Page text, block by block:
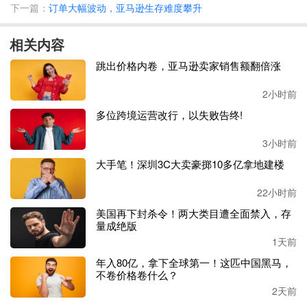
拼多多 2026年一季度财报更直观印证了这一发展趋势。这一
0%，首次超过广告收入，成为平台第一大收入来源，这部
分增量基本全部来自Temu海外业务。
国内电商增长趋于平稳，集团增长重心彻底转向全球化布
局。当季利润小幅下滑，并非是经营承压，而是平台主动选
择让利，为了落地千亿扶持计划、重仓新拼姆供应链，拼多
多主动牺牲了短期利润，换取长期的供应链壁垒和品牌出海
能力，是典型的
对比国内成熟的品牌竞争环境，当前全球跨境市场的自主品
牌仍处于蓝海阶段，这是新拼姆诞生的底层行业逻辑。
过去数十年，中国是全球制造中心，中山灯饰、福建零食等
海量产业带产能雄厚，但绝大多数工厂被困在
条：手握完善生产线却没定价权，利润被海外品牌、中间商
下一篇： 订单大幅波动，亚马逊生存难度攀升
相关内容
跳出价格内卷，亚马逊卖家销售额翻倍涨
2小时前
多位跨境运营改行，以失败告终!
3小时前
大手笔！深圳3C大卖豪掷10多亿拿地建楼
22小时前
美国再下封杀令！两大类目遭全面禁入，存
量成绝版
1天前
年入80亿，拿下全球第一！这匹中国黑马，
不卷价格卷什么？
2天前